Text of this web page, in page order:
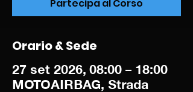
Partecipa al Corso
Orario & Sede
27 set 2026, 08:00 – 18:00
MOTOAIRBAG, Strada